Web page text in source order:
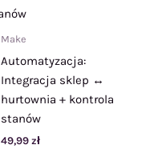
Make
Automatyzacja:
Integracja sklep ↔
hurtownia + kontrola
stanów
49,99 zł